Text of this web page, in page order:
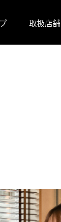
取扱店舗